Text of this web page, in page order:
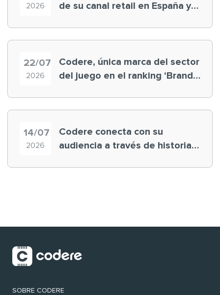
2026
de su canal retail en España y
22/07
2026
Codere, única marca del sector
del juego en el ranking ‘Brand
14/07
2026
Codere conecta con su
audiencia a través de historias
SOBRE CODERE